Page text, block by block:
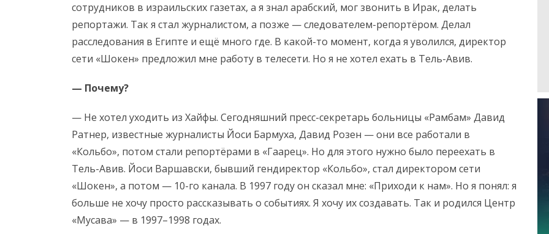
сотрудников в израильских газетах, а я знал арабский, мог звонить в Ирак, делать
репортажи. Так я стал журналистом, а позже — следователем-репортёром. Делал
расследования в Египте и ещё много где. В какой-то момент, когда я уволился, директор
сети «Шокен» предложил мне работу в телесети. Но я не хотел ехать в Тель-Авив.
— Почему?
— Не хотел уходить из Хайфы. Сегодняшний пресс-секретарь больницы «Рамбам» Давид
Ратнер, известные журналисты Йоси Бармуха, Давид Розен — они все работали в
«Кольбо», потом стали репортёрами в «Гаарец». Но для этого нужно было переехать в
Тель-Авив. Йоси Варшавски, бывший гендиректор «Кольбо», стал директором сети
«Шокен», а потом — 10-го канала. В 1997 году он сказал мне: «Приходи к нам». Но я понял: я
больше не хочу просто рассказывать о событиях. Я хочу их создавать. Так и родился Центр
«Мусава» — в 1997–1998 годах.